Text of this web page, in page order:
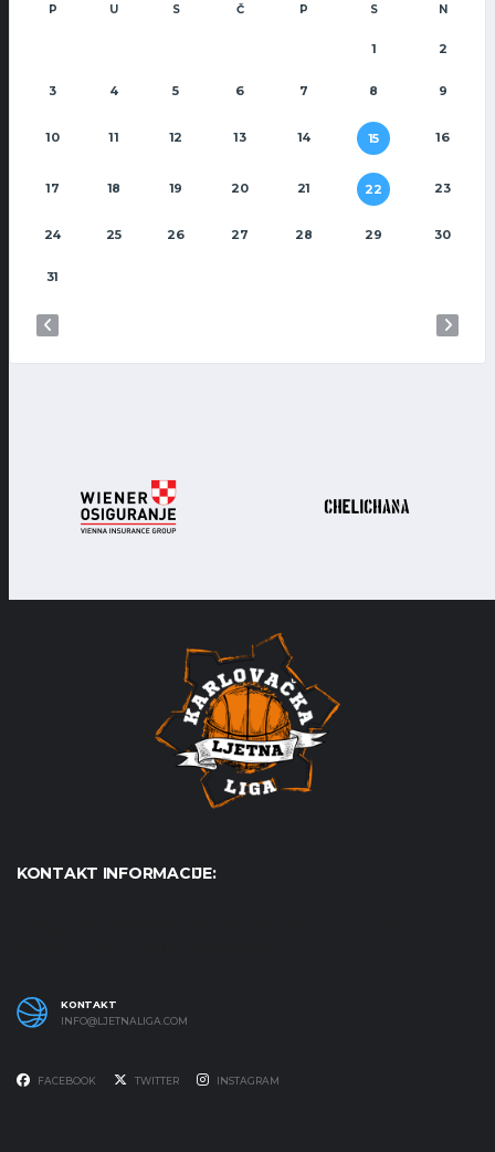
P U S Č P S N
1 2
3 4 5 6 7 8 9
10 11 12 13 14 15 16
17 18 19 20 21 22 23
24 25 26 27 28 29 30
31
KONTAKT INFORMACIJE:
KONTAKT
INFO@LJETNALIGA.COM
FACEBOOK TWITTER INSTAGRAM